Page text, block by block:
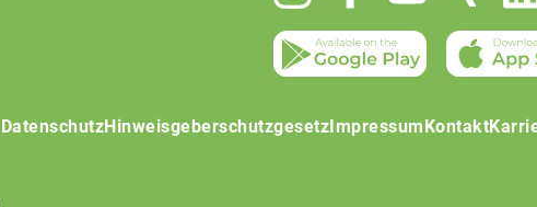
DatenschutzHinweisgeberschutzgesetz Impressum Kontakt